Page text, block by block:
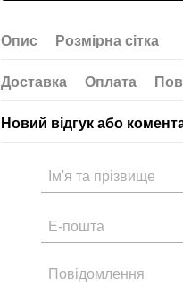
Опис Розмірна сітка
Доставка Оплата
Новий відгук або